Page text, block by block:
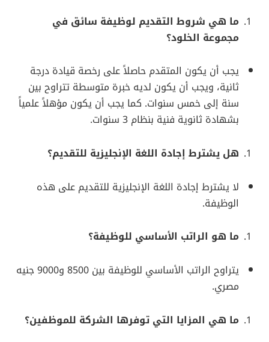
ما هي شروط التقديم لوظيفة سائق في
مجموعة الخلود؟
يجب أن يكون المتقدم حاصلاً على رخصة قيادة درجة
ثانية، ويجب أن يكون لديه خبرة متوسطة تتراوح بين
سنة إلى خمس سنوات. كما يجب أن يكون مؤهلاً علمياً
بشهادة ثانوية فنية بنظام 3 سنوات.
هل يشترط إجادة اللغة الإنجليزية للتقديم؟
لا يشترط إجادة اللغة الإنجليزية للتقديم على هذه
الوظيفة.
ما هو الراتب الأساسي للوظيفة؟
يتراوح الراتب الأساسي للوظيفة بين 8500 و9000 جنيه
مصري.
ما هي المزايا التي توفرها الشركة للموظفين؟